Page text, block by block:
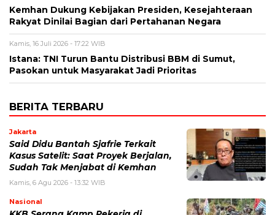
Kemhan Dukung Kebijakan Presiden, Kesejahteraan
Rakyat Dinilai Bagian dari Pertahanan Negara
Kamis, 16 Juli 2026 - 17:22 WIB
Istana: TNI Turun Bantu Distribusi BBM di Sumut,
Pasokan untuk Masyarakat Jadi Prioritas
BERITA TERBARU
Jakarta
Said Didu Bantah Sjafrie Terkait
Kasus Satelit: Saat Proyek Berjalan,
Sudah Tak Menjabat di Kemhan
Kamis, 6 Agu 2026 - 13:32 WIB
Nasional